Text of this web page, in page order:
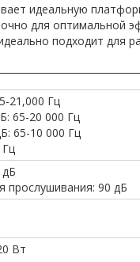
идеальную
для оптимальной
подходит
21,000 Гц
65-20 000 Гц
65-10 000 Гц
прослушивания: 90 дБ
Вт